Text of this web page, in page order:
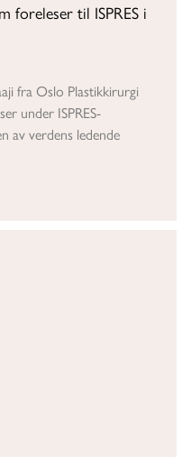
foreleser til ISPRES i
fra Oslo Plastikkirurgi
under ISPRES-
av verdens ledende